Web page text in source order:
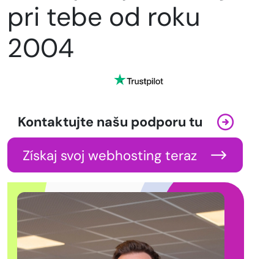
pri tebe od roku
2004
Kontaktujte našu podporu tu
Získaj svoj webhosting teraz